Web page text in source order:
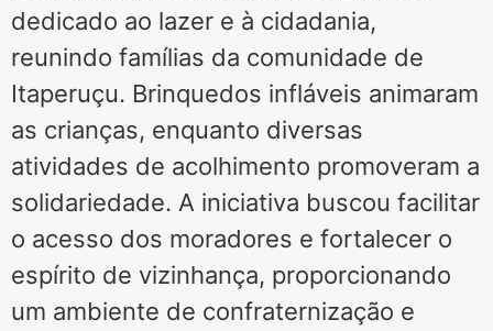
dedicado ao lazer e à cidadania,
reunindo famílias da comunidade de
Itaperuçu. Brinquedos infláveis animaram
as crianças, enquanto diversas
atividades de acolhimento promoveram a
solidariedade. A iniciativa buscou facilitar
o acesso dos moradores e fortalecer o
espírito de vizinhança, proporcionando
um ambiente de confraternização e